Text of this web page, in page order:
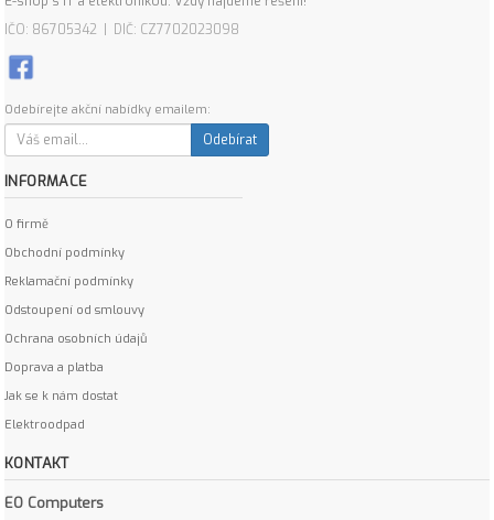
IČO: 86705342 | DIČ: CZ7702023098
Odebírejte akční nabídky emailem:
Odebírat
INFORMACE
O firmě
Obchodní podmínky
Reklamační podmínky
Odstoupení od smlouvy
Ochrana osobních údajů
Doprava a platba
Jak se k nám dostat
Elektroodpad
KONTAKT
EO Computers